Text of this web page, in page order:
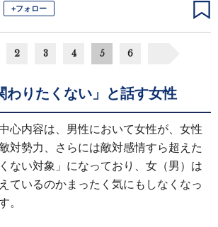
+フォロー
2 3 4 5 6
わりたくない」と話す女性
心内容は、男性において女性が、女性
対勢力、さらには敵対感情すら超えた
ない対象」になっており、女（男）は
ているのかまったく気にもしなくなっ
。